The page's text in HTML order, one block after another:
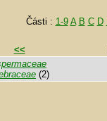
Části : 1-9 A B C D
<<
(2)